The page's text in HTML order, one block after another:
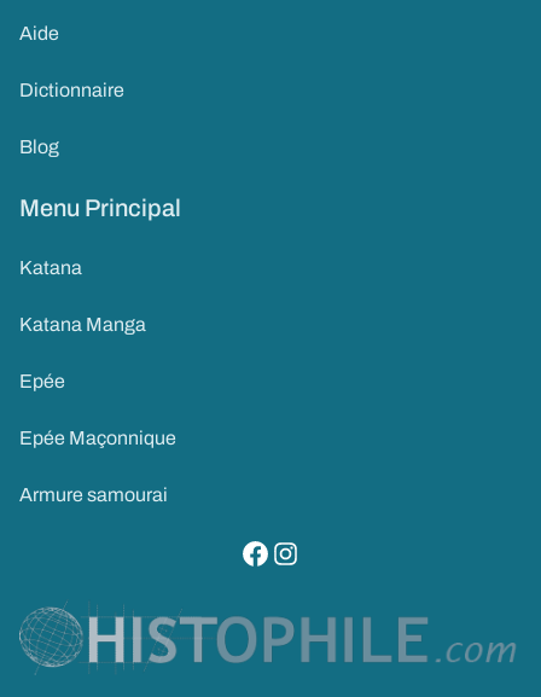
Aide
Dictionnaire
Blog
Menu Principal
Katana
Katana Manga
Epée
Epée Maçonnique
Armure samourai
visitez notre page facebook
suivez notre compte instagram